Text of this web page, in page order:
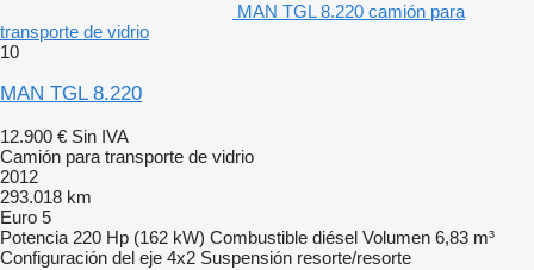
MAN TGL 8.220 camión para
transporte de vidrio
10
MAN TGL 8.220
12.900 € Sin IVA
Camión para transporte de vidrio
2012
293.018 km
Euro 5
Potencia 220 Hp (162 kW) Combustible diésel Volumen 6,83 m³
Configuración del eje 4x2 Suspensión resorte/resorte